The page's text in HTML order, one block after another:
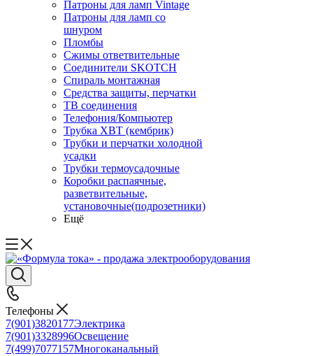
Патроны для ламп Vintage
Патроны для ламп со
шнуром
Пломбы
Сжимы ответвительные
Соединители SKOTCH
Спираль монтажная
Средства защиты, перчатки
ТВ соединения
Телефония/Компьютер
Трубка ХВТ (кембрик)
Трубки и перчатки холодной
усадки
Трубки термоусадочные
Коробки распаячные,
разветвительные,
установочные(подрозетники)
Ещё
Телефоны
7(901)3820177Электрика
7(901)3328996Освещение
7(499)7077157Многоканальный